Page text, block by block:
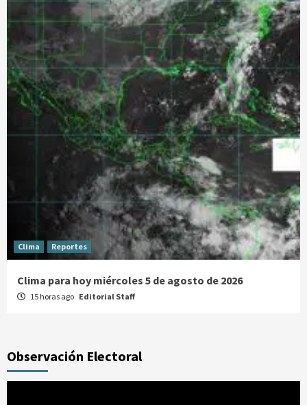
Clima Reportes
Clima para hoy miércoles 5 de agosto de 2026
15 horas ago Editorial Staff
Observación Electoral